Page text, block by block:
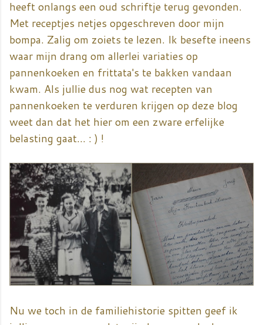
heeft onlangs een oud schriftje terug gevonden.
Met receptjes netjes opgeschreven door mijn
bompa. Zalig om zoiets te lezen. Ik besefte ineens
waar mijn drang om allerlei variaties op
pannenkoeken en frittata's te bakken vandaan
kwam. Als jullie dus nog wat recepten van
pannenkoeken te verduren krijgen op deze blog
weet dan dat het hier om een zware erfelijke
belasting gaat... : ) !
Nu we toch in de familiehistorie spitten geef ik